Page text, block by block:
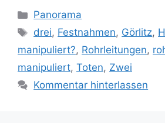
Kategorien
Panorama
Schlagwörter
drei, Festnahmen, Görlitz,
manipuliert?, Rohrleitungen,
manipuliert, Toten, Zwei
Kommentar hinterlassen